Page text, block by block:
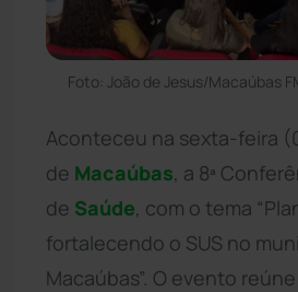
Foto: João de Jesus/Macaúbas
Aconteceu na sexta-feira
de Macaúbas, a 8ª
de Saúde, com o tema
fortalecendo o SUS no
Macaúbas”. O evento